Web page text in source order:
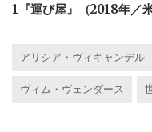
1『運び屋』（2018年／
アリシア・ヴィキャンデル
ヴィム・ヴェンダース